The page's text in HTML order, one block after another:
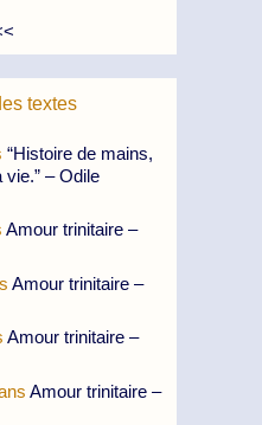
textes
“Histoire de mains,
– Odile
Amour trinitaire –
Amour trinitaire –
Amour trinitaire –
Amour trinitaire –